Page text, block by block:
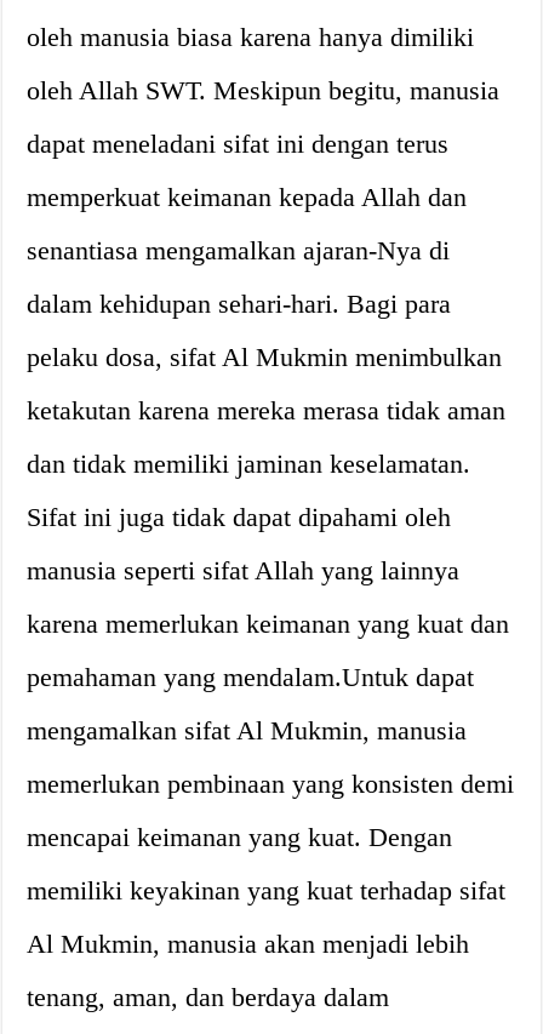
oleh manusia biasa karena hanya dimiliki
oleh Allah SWT. Meskipun begitu, manusia
dapat meneladani sifat ini dengan terus
memperkuat keimanan kepada Allah dan
senantiasa mengamalkan ajaran-Nya di
dalam kehidupan sehari-hari. Bagi para
pelaku dosa, sifat Al Mukmin menimbulkan
ketakutan karena mereka merasa tidak aman
dan tidak memiliki jaminan keselamatan.
Sifat ini juga tidak dapat dipahami oleh
manusia seperti sifat Allah yang lainnya
karena memerlukan keimanan yang kuat dan
pemahaman yang mendalam.Untuk dapat
mengamalkan sifat Al Mukmin, manusia
memerlukan pembinaan yang konsisten demi
mencapai keimanan yang kuat. Dengan
memiliki keyakinan yang kuat terhadap sifat
Al Mukmin, manusia akan menjadi lebih
tenang, aman, dan berdaya dalam